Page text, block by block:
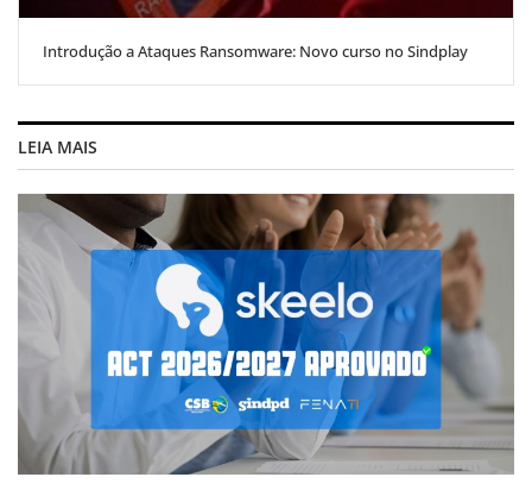
Introdução a Ataques Ransomware: Novo curso no Sindplay
LEIA MAIS